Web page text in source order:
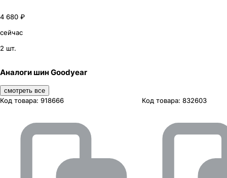
4 680 ₽
сейчас
2 шт.
Аналоги шин Goodyear
смотреть все
Код товара: 918666 Код товара: 832603